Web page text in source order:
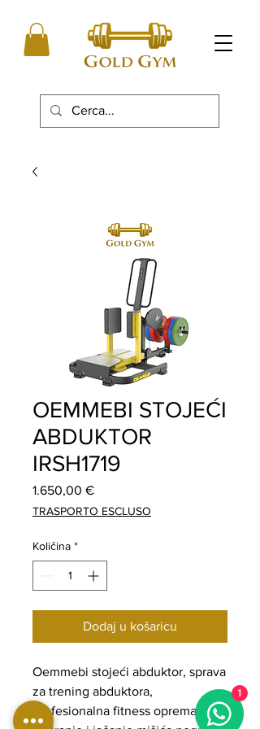
OEMMEBI STOJEĆI
ABDUKTOR
IRSH1719
1.650,00 €Cijena
TRASPORTO ESCLUSO
Količina *
Dodaj u košaricu
Oemmebi stojeći abduktor, sprava
za trening abduktora,
profesionalna fitness oprema za
1